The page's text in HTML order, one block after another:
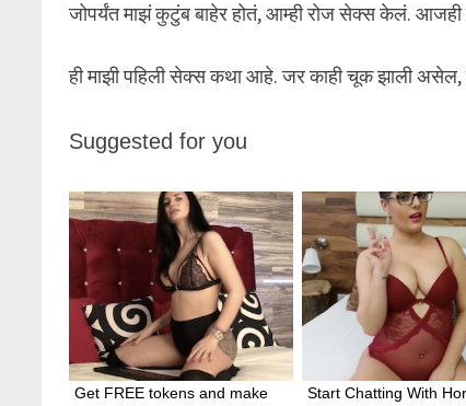
जोपर्यंत माझं कुटुंब बाहेर होतं, आम्ही रोज सेक्स केलं. आजही
ही माझी पहिली सेक्स कथा आहे. जर काही चूक झाली असेल,
Suggested for you
Get FREE tokens and make
Start Chatting With